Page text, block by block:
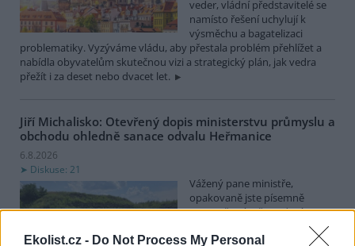
Ekolist.cz - Do Not Process My Personal
veder, vládní představitelé se
namísto řešení uchylují k
výsměchu a bagatelizaci
problematiky. Vyzýváme vládu, aby přestala problém přehlížet a
nabídla obyvatelům skutečnou vizi a strategický plán, jak vedra
přežít i za deset nebo dvacet let.
Jiří Michalisko: Otevřený dopis ministerstvu průmyslu a
obchodu ohledně sanace odvalu Heřmanice
6.8.2026
Diskuse: 21
Vážený pane ministře,
opakovaně jste písemně
upozorňován, že vedení
státního podniku DIAMO (dále
jen DIAMO), při sanaci odvalu